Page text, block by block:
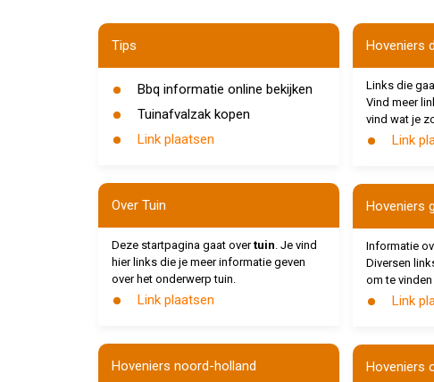
Tips
Bbq informatie online bekijken
Tuinafvalzak kopen
Link plaatsen
Over Tuin
Deze startpagina gaat overtuin. Je vind
hier links die je meer informatie geven
over het onderwerp tuin.
Link plaatsen
Hoveniers noord-holland
Hoveniers
Links die
Vind meer
vind wat je
Link
Hoveniers
Informatie
Diversen
om te
Link
Hoveniers